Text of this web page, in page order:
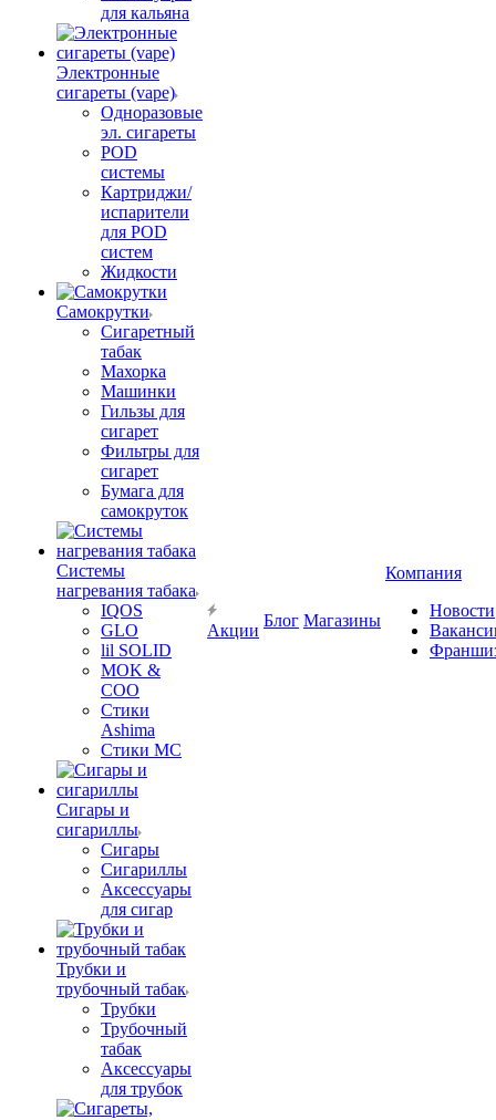
для кальяна
Электронные
сигареты (vape)
Одноразовые
эл. сигареты
POD
системы
Картриджи/
испарители
для POD
систем
Жидкости
Самокрутки
Сигаретный
табак
Махорка
Машинки
Гильзы для
сигарет
Фильтры для
сигарет
Бумага для
самокруток
Системы
нагревания табака
IQOS
GLO
lil SOLID
MOK &
COO
Стики
Ashima
Стики MC
Сигары и
сигариллы
Сигары
Сигариллы
Аксессуары
для сигар
Трубки и
трубочный табак
Трубки
Трубочный
табак
Аксессуары
для трубок
Акции
Блог Магазины
Компания
Новости